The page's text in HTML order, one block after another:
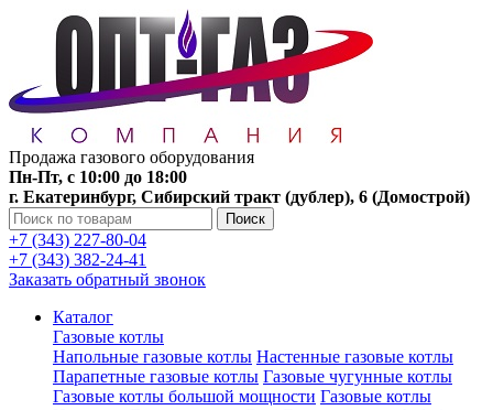
Продажа газового оборудования
Пн-Пт, с 10:00 до 18:00
г. Екатеринбург, Сибирский тракт (дублер), 6 (Домострой)
Поиск
+7 (343) 227-80-04
+7 (343) 382-24-41
Заказать обратный звонок
Каталог
Газовые котлы
Напольные газовые котлы Настенные газовые котлы
Парапетные газовые котлы Газовые чугунные котлы
Газовые котлы большой мощности Газовые котлы